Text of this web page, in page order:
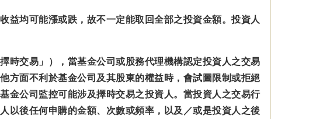
均可能漲或跌，故不一定能取回全部之投資金額。投資人
時交易」），當基金公司或股務代理機構認定投資人之交易
方面不利於基金公司及其股東的權益時，會試圖限制或拒絕
金公司監控可能涉及擇時交易之投資人。當投資人之交易行
以後任何申購的金額、次數或頻率，以及／或是投資人之後